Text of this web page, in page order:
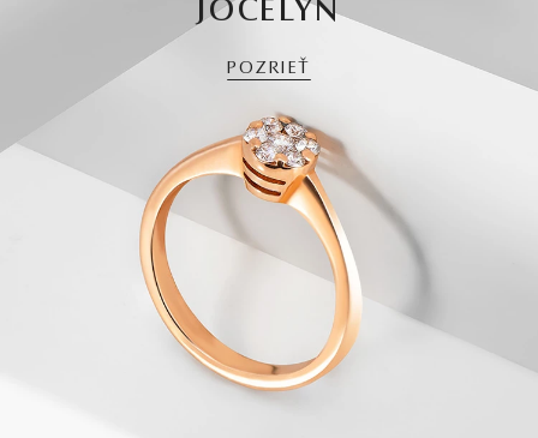
JOCELYN
POZRIEŤ